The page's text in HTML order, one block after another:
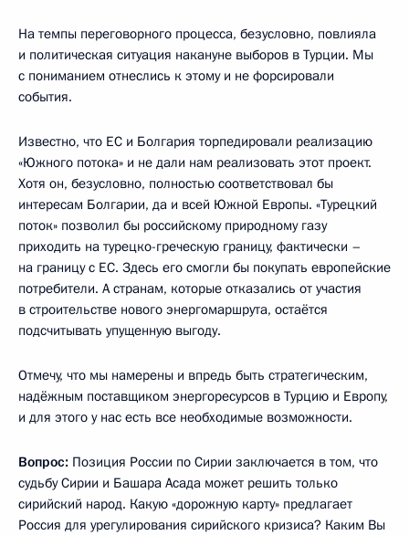
На темпы переговорного процесса, безусловно, повлияла
и политическая ситуация накануне выборов в Турции. Мы
с пониманием отнеслись к этому и не форсировали
события.
Известно, что ЕС и Болгария торпедировали реализацию
«Южного потока» и не дали нам реализовать этот проект.
Хотя он, безусловно, полностью соответствовал бы
интересам Болгарии, да и всей Южной Европы. «Турецкий
поток» позволил бы российскому природному газу
приходить на турецко-греческую границу, фактически –
на границу с ЕС. Здесь его смогли бы покупать европейские
потребители. А странам, которые отказались от участия
в строительстве нового энергомаршрута, остаётся
подсчитывать упущенную выгоду.
Отмечу, что мы намерены и впредь быть стратегическим,
надёжным поставщиком энергоресурсов в Турцию и Европу,
и для этого у нас есть все необходимые возможности.
Вопрос: Позиция России по Сирии заключается в том, что
судьбу Сирии и Башара Асада может решить только
сирийский народ. Какую «дорожную карту» предлагает
Россия для урегулирования сирийского кризиса? Каким Вы